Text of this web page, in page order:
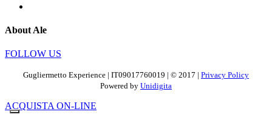
About Ale
FOLLOW US
Gugliermetto Experience | IT09017760019 | © 2017 | Privacy Policy
Powered by Unidigita
ACQUISTA ON-LINE